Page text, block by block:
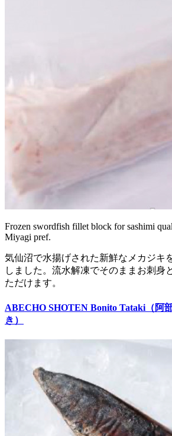
Frozen swordfish fillet block for sashimi
Miyagi pref.
気仙沼で水揚げされた新鮮なメカジキ
しました。流水解凍でそのままお刺身
ただけます。
ABECHO SHOTEN Bonito Tataki（阿
き）